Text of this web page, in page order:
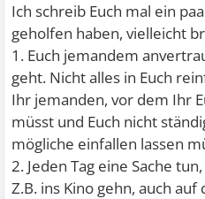
Ich schreib Euch mal ein
geholfen haben, vielleicht
1. Euch jemandem
geht. Nicht alles in Euch
Ihr jemanden, vor dem Ihr
müsst und Euch nicht
mögliche einfallen lassen
2. Jeden Tag eine Sache
Z.B. ins Kino gehn, auch